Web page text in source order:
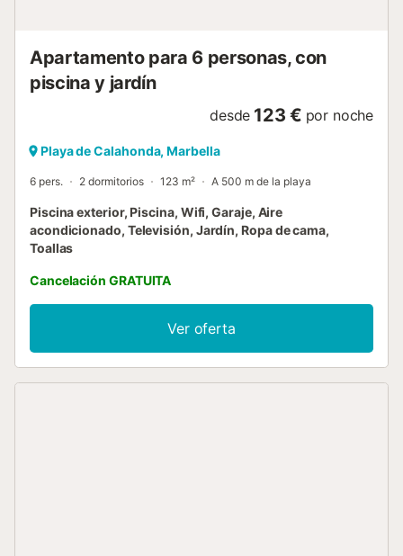
Apartamento para 6 personas, con
piscina y jardín
desde 123 € por noche
Playa de Calahonda, Marbella
6 pers. 2 dormitorios 123 m² A 500 m de la playa
Piscina exterior, Piscina, Wifi, Garaje, Aire
acondicionado, Televisión, Jardín, Ropa de cama,
Toallas
Cancelación GRATUITA
Ver oferta